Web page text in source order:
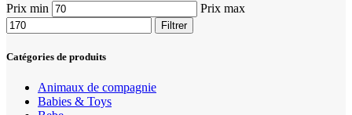
Prix min Prix max
Filtrer
Catégories de produits
Animaux de compagnie
Babies & Toys